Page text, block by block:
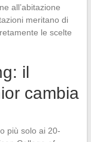
all’abitazione
meritano di
le scelte
il
cambia
più solo ai 20-